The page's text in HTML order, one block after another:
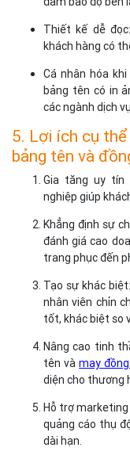
Thiết kế dễ
khách hàng có
Cá nhân hóa
bảng tên có in
các ngành dịch
5. Lợi ích cụ
bảng tên và
Gia tăng uy tín
nghiệp giúp
Khẳng định sự
đánh giá cao
trang phục đến
Tạo sự khác
nhân viên chỉn
tốt, khác biệt so
Nâng cao tinh
tên vàmay
diện cho thương
Hỗ trợ
quảng cáo thụ
dài hạn.